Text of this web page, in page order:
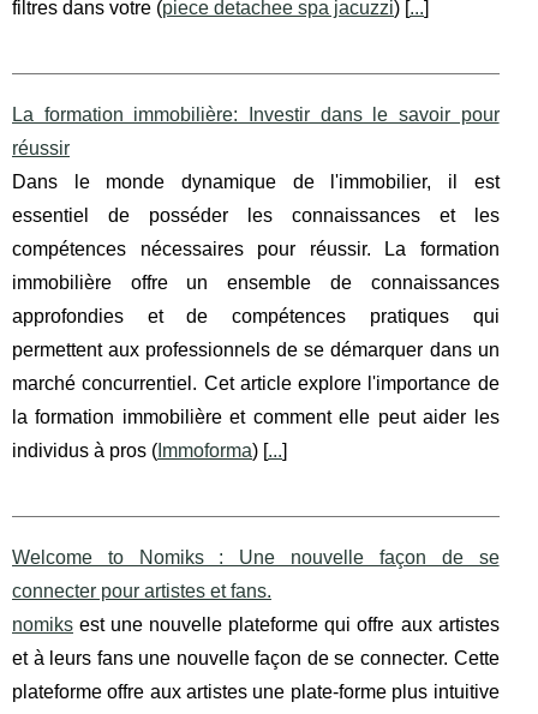
filtres dans votre (piece detachee spa jacuzzi) [...]
La formation immobilière: Investir dans le savoir pour
réussir
Dans le monde dynamique de l'immobilier, il est
essentiel de posséder les connaissances et les
compétences nécessaires pour réussir. La formation
immobilière offre un ensemble de connaissances
approfondies et de compétences pratiques qui
permettent aux professionnels de se démarquer dans un
marché concurrentiel. Cet article explore l'importance de
la formation immobilière et comment elle peut aider les
individus à pros ( Immoforma) [...]
Welcome to Nomiks : Une nouvelle façon de se
connecter pour artistes et fans.
nomiks est une nouvelle plateforme qui offre aux artistes
et à leurs fans une nouvelle façon de se connecter. Cette
plateforme offre aux artistes une plate-forme plus intuitive